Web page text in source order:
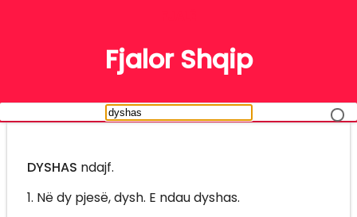
Fjalor Shqip
DYSHAS ndajf.
1. Në dy pjesë, dysh. E ndau dyshas.